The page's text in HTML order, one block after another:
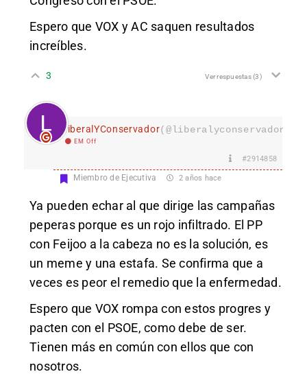
Espero que VOX y AC saquen resultados
increíbles.
3 Ver respuestas(3)
LiberalYConservador
EM Off
#2914858
Miembro de Ejecutiva 2 años hace
Ya pueden echar al que dirige las campañas
peperas porque es un rojo infiltrado. El PP
con Feijoo a la cabeza no es la solución, es
un meme y una estafa. Se confirma que a
veces es peor el remedio que la enfermedad.
Espero que VOX rompa con estos progres y
pacten con el PSOE, como debe de ser.
Tienen más en común con ellos que con
nosotros.